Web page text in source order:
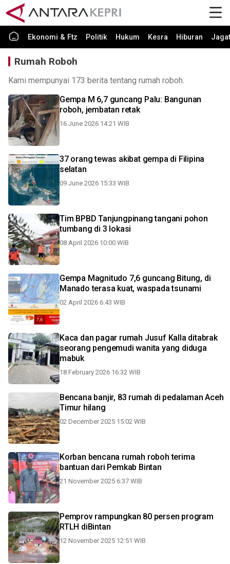
Ekonomi & Ftz Politik Hukum Kesra Hiburan Jagat
Rumah Roboh
Kami mempunyai 173 berita tentang rumah roboh.
Gempa M 6,7 guncang Palu: Bangunan
roboh, jembatan retak
16 June 2026 14:21 WIB
37 orang tewas akibat gempa di Filipina
selatan
09 June 2026 15:33 WIB
Tim BPBD Tanjungpinang tangani pohon
tumbang di 3 lokasi
08 April 2026 10:00 WIB
Gempa Magnitudo 7,6 guncang Bitung, di
Manado terasa kuat, waspada tsunami
02 April 2026 6:43 WIB
Kaca dan pagar rumah Jusuf Kalla ditabrak
seorang pengemudi wanita yang diduga
mabuk
18 February 2026 16:32 WIB
Bencana banjir, 83 rumah di pedalaman Aceh
Timur hilang
02 December 2025 15:02 WIB
Korban bencana rumah roboh terima
bantuan dari Pemkab Bintan
21 November 2025 6:37 WIB
Pemprov rampungkan 80 persen program
RTLH diBintan
12 November 2025 12:51 WIB